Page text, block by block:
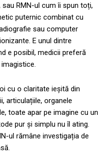
RMN-ul cum îi spun toți,
puternic combinat cu
sau computer
E unul dintre
e posibil, medicii preferă
cu o claritate ieșită din
articulațiile, organele
toate apar pe imagine cu un
pur și simplu nu îl ating.
ul rămâne investigația de